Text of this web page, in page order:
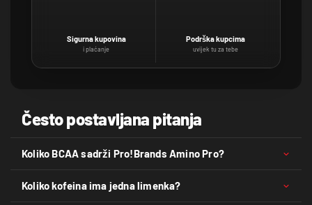
Sigurna kupovina
i plaćanje
Podrška kupcima
uvijek tu za tebe
Često postavljana pitanja
Koliko BCAA sadrži Pro!Brands Amino Pro?
Koliko kofeina ima jedna limenka?